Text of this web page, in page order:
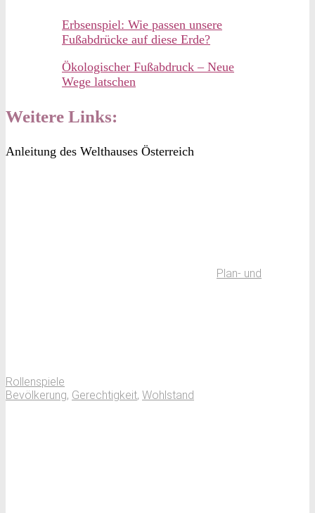
Erbsenspiel: Wie passen unsere
Fußabdrücke auf diese Erde?
Ökologischer Fußabdruck – Neue
Wege latschen
Weitere Links:
Anleitung des Welthauses Österreich
Plan- und
Rollenspiele
Bevölkerung, Gerechtigkeit, Wohlstand